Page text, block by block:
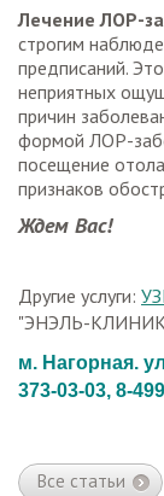
Лечение ЛОР-
строгим
предписаний.
неприятных
причин
формой ЛОР-
посещение
признаков
Ждем Вас!
Другие услуги:
"ЭНЭЛЬ-
м. Нагорная.
373-03-03, 8-
Все статьи